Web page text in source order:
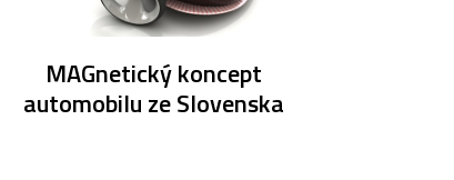
MAGnetický koncept
automobilu ze Slovenska